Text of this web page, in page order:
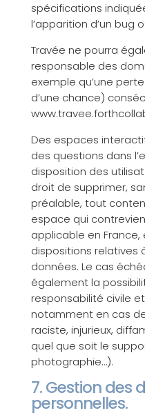
spécifications
l’apparition d’un bug
Travée ne pourra
responsable des
exemple qu’une
d’une chance)
Des espaces
des questions dans
disposition des
droit de supprimer,
préalable, tout
espace qui
applicable en France,
dispositions relatives
données. Le cas
également la
responsabilité civile
notamment en cas
raciste, injurieux,
quel que soit le
photographie…).
7. Gestion des
personnelles.